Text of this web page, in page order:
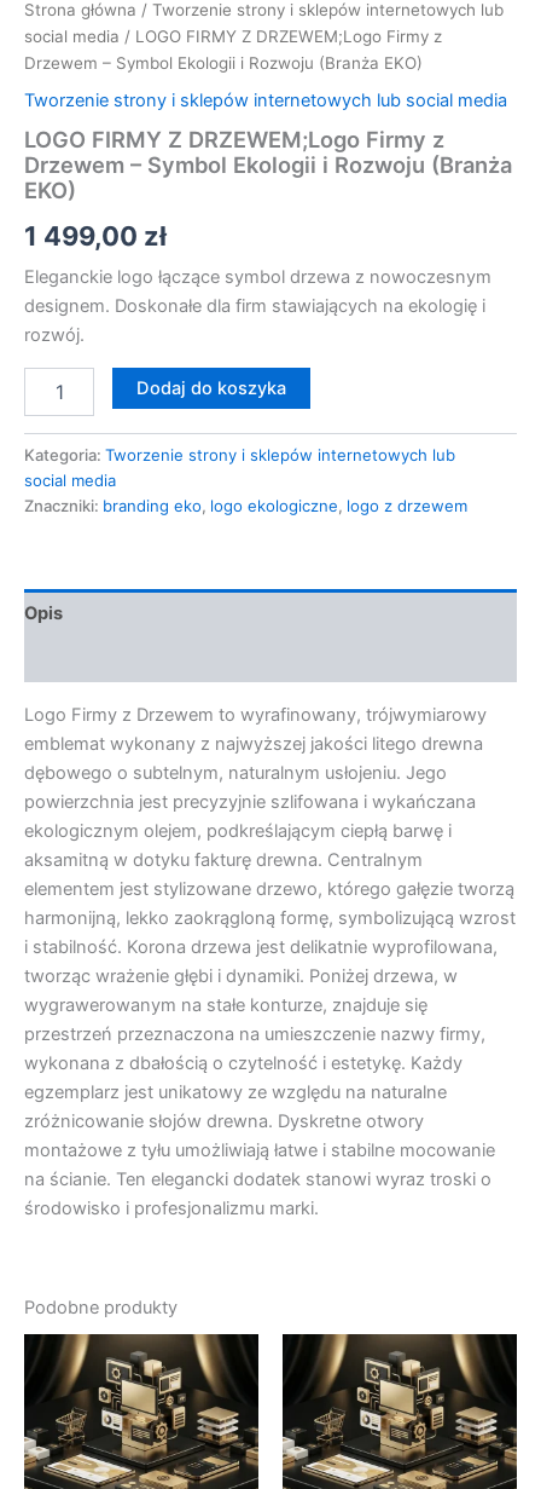
Strona główna / Tworzenie strony i sklepów internetowych lub
social media / LOGO FIRMY Z DRZEWEM;Logo Firmy z
Drzewem – Symbol Ekologii i Rozwoju (Branża EKO)
Tworzenie strony i sklepów internetowych lub social media
LOGO FIRMY Z DRZEWEM;Logo Firmy z
Drzewem – Symbol Ekologii i Rozwoju (Branża
EKO)
1 499,00 zł
Eleganckie logo łączące symbol drzewa z nowoczesnym
designem. Doskonałe dla firm stawiających na ekologię i
rozwój.
(Branża
EKO)
Dodaj do koszyka
Kategoria: Tworzenie strony i sklepów internetowych lub
social media
Znaczniki: branding eko, logo ekologiczne, logo z drzewem
Opis
Logo Firmy z Drzewem to wyrafinowany, trójwymiarowy
emblemat wykonany z najwyższej jakości litego drewna
dębowego o subtelnym, naturalnym usłojeniu. Jego
powierzchnia jest precyzyjnie szlifowana i wykańczana
ekologicznym olejem, podkreślającym ciepłą barwę i
aksamitną w dotyku fakturę drewna. Centralnym
elementem jest stylizowane drzewo, którego gałęzie tworzą
harmonijną, lekko zaokrągloną formę, symbolizującą wzrost
i stabilność. Korona drzewa jest delikatnie wyprofilowana,
tworząc wrażenie głębi i dynamiki. Poniżej drzewa, w
wygrawerowanym na stałe konturze, znajduje się
przestrzeń przeznaczona na umieszczenie nazwy firmy,
wykonana z dbałością o czytelność i estetykę. Każdy
egzemplarz jest unikatowy ze względu na naturalne
zróżnicowanie słojów drewna. Dyskretne otwory
montażowe z tyłu umożliwiają łatwe i stabilne mocowanie
na ścianie. Ten elegancki dodatek stanowi wyraz troski o
środowisko i profesjonalizmu marki.
Podobne produkty